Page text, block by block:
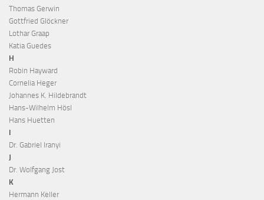
Thomas Gerwin
Gottfried Glöckner
Lothar Graap
Katia Guedes
H
Robin Hayward
Cornelia Heger
Johannes K. Hildebrandt
Hans-Wilhelm Hösl
Hans Huetten
I
Dr. Gabriel Iranyi
J
Dr. Wolfgang Jost
K
Hermann Keller